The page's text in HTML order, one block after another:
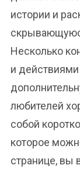
истории и
Несколько
и действиями
любителей
собой
которое
странице, вы